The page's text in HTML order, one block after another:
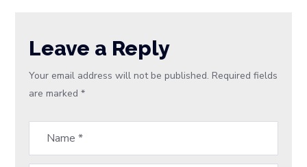
Leave a Reply
Your email address will not be published. Required fields
are marked*